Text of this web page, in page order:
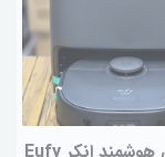
جارو برقی هوشمند انکر Eufy